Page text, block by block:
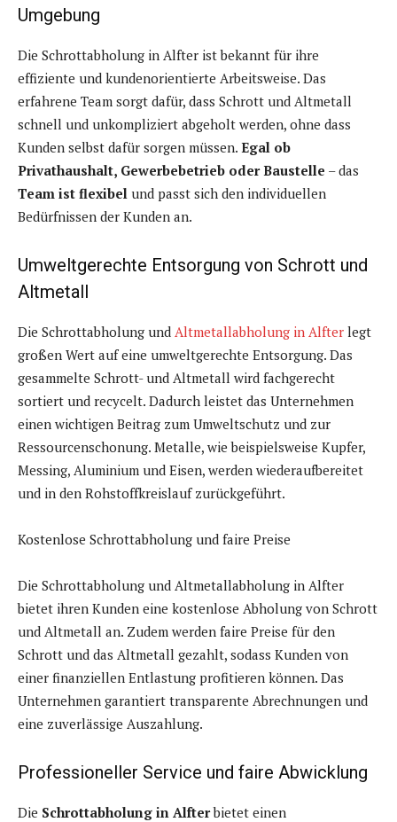
Umgebung
Die Schrottabholung in Alfter ist bekannt für ihre
effiziente und kundenorientierte Arbeitsweise. Das
erfahrene Team sorgt dafür, dass Schrott und Altmetall
schnell und unkompliziert abgeholt werden, ohne dass
Kunden selbst dafür sorgen müssen. Egal ob
Privathaushalt, Gewerbebetrieb oder Baustelle – das
Team ist flexibel und passt sich den individuellen
Bedürfnissen der Kunden an.
Umweltgerechte Entsorgung von Schrott und
Altmetall
Die Schrottabholung und Altmetallabholung in Alfter legt
großen Wert auf eine umweltgerechte Entsorgung. Das
gesammelte Schrott- und Altmetall wird fachgerecht
sortiert und recycelt. Dadurch leistet das Unternehmen
einen wichtigen Beitrag zum Umweltschutz und zur
Ressourcenschonung. Metalle, wie beispielsweise Kupfer,
Messing, Aluminium und Eisen, werden wiederaufbereitet
und in den Rohstoffkreislauf zurückgeführt.
Kostenlose Schrottabholung und faire Preise
Die Schrottabholung und Altmetallabholung in Alfter
bietet ihren Kunden eine kostenlose Abholung von Schrott
und Altmetall an. Zudem werden faire Preise für den
Schrott und das Altmetall gezahlt, sodass Kunden von
einer finanziellen Entlastung profitieren können. Das
Unternehmen garantiert transparente Abrechnungen und
eine zuverlässige Auszahlung.
Professioneller Service und faire Abwicklung
Die Schrottabholung in Alfterbietet einen